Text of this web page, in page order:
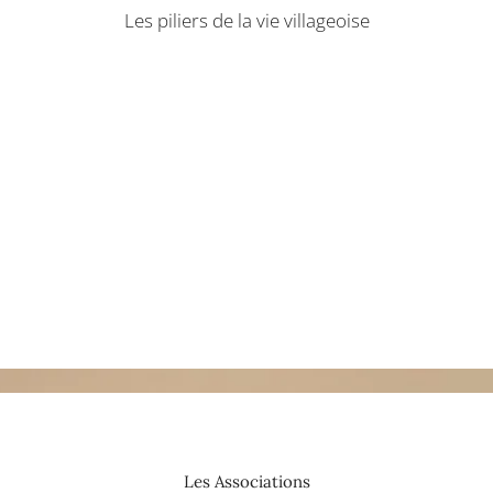
Les piliers de la vie villageoise
Les Associations